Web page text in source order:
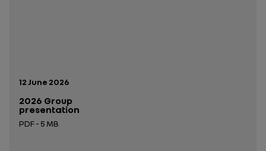
Publication date:
12 June 2026
2026 Group
presentation
PDF - 5 MB